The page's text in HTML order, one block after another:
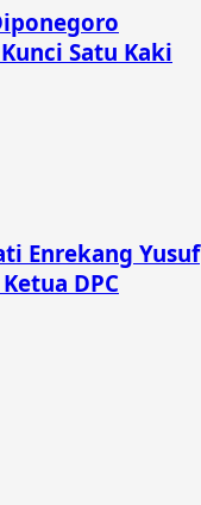
Satu Kaki
Enrekang Yusuf
DPC